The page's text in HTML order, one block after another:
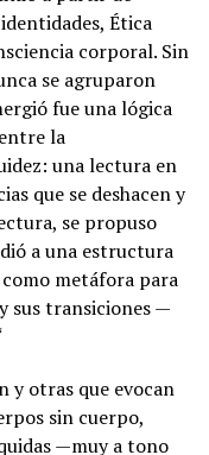
Ética
corporal. Sin
se agruparon
fue una lógica
la
una lectura en
que se deshacen y
se propuso
a una estructura
metáfora para
sus transiciones —
y otras que evocan
sin cuerpo,
—muy a tono